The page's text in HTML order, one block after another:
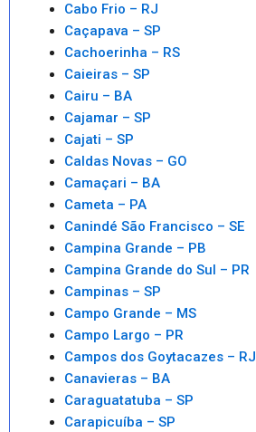
Cabo Frio – RJ
Caçapava – SP
Cachoerinha – RS
Caieiras – SP
Cairu – BA
Cajamar – SP
Cajati – SP
Caldas Novas – GO
Camaçari – BA
Cameta – PA
Canindé São Francisco – SE
Campina Grande – PB
Campina Grande do Sul – PR
Campinas – SP
Campo Grande – MS
Campo Largo – PR
Campos dos Goytacazes – RJ
Canavieras – BA
Caraguatatuba – SP
Carapicuíba – SP